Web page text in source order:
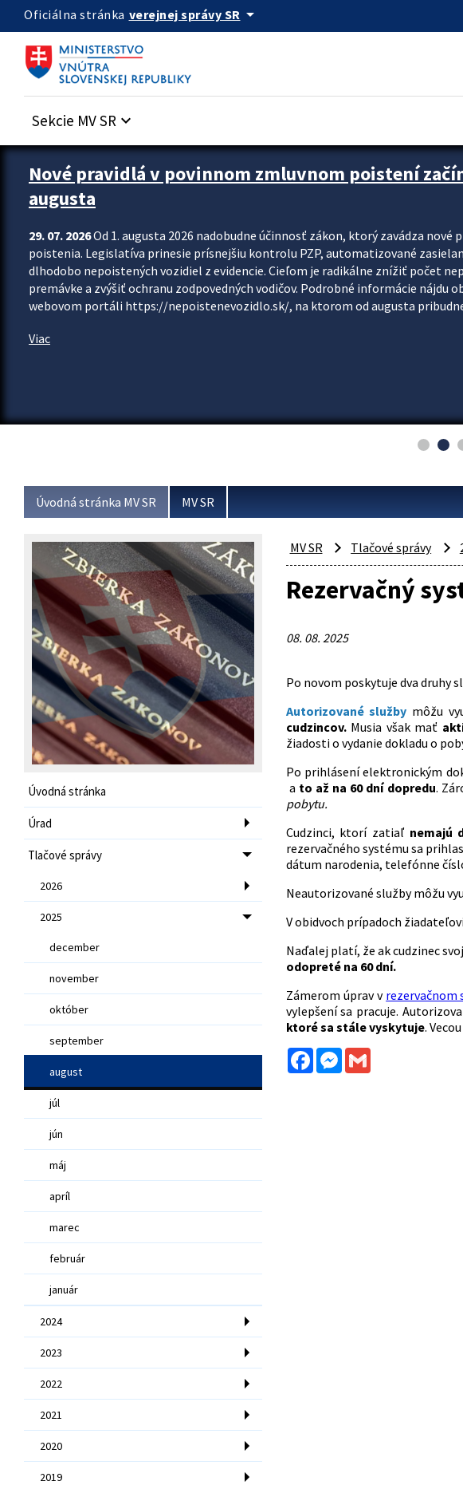
Preskocit na hlavný obsah
Oficiálna stránka verejnej správy SR arrow_drop_down
Sekcie MV SR keyboard_arrow_down
Zastavit automatický posun upútavok
Nové pravidlá v povinnom zmluvnom poistení
augusta
29. 07. 2026Od 1. augusta 2026 nadobudne účinnosť zákon, ktorý zavádza nové
poistenia. Legislatíva prinesie prísnejšiu kontrolu PZP, automatizované
dlhodobo nepoistených vozidiel z evidencie. Cieľom je radikálne znížiť počet
premávke a zvýšiť ochranu zodpovedných vodičov. Podrobné informácie nájdu
webovom portáli https://nepoistenevozidlo.sk/, na ktorom od augusta
Viac
Úvodná stránka MV SR MV SR
Úvodná stránka
Úrad
Tlačové správy
2026
2025
december
november
október
september
august
júl
jún
máj
apríl
marec
február
január
2024
2023
2022
2021
2020
2019
MV SR Tlačové správy
Rezervačný
08. 08. 2025
Po novom poskytuje dva druhy
Autorizované služby môžu
cudzincov.Musia však mať
žiadosti o vydanie dokladu o
Po prihlásení elektronickým
a to až na 60 dní dopredu.
pobytu.
Cudzinci, ktorí zatiaľ nemajú
rezervačného systému sa
dátum narodenia, telefónne
Neautorizované služby môžu
V obidvoch prípadoch
Naďalej platí, že ak cudzinec
odopreté na 60 dní.
Zámerom úprav v rezervačnom
vylepšení sa pracuje.
ktoré sa stále vyskytuje.
FacebookMessenger
Gmail